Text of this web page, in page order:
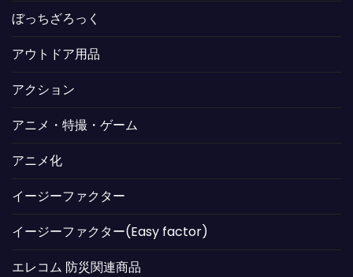
ぼっちざろっく
アウトドア用品
アクション
アニメ・特撮・ゲーム
アニメ化
イージーファクター
イージーファクター(Easy factor)
エレコム 防災関連商品